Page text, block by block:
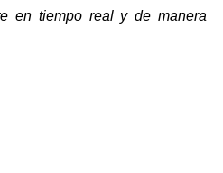
en tiempo real y de manera